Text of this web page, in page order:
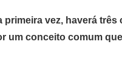
primeira vez, haverá três
um conceito comum